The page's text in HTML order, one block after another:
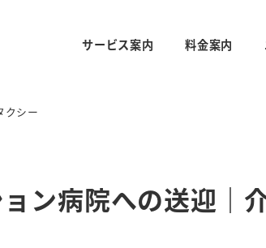
サービス案内 料金案内
クシー
ン病院への送迎｜